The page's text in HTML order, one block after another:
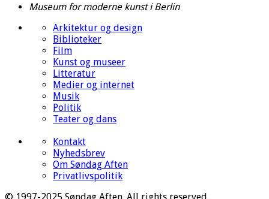
Museum for moderne kunst i Berlin
Arkitektur og design
Biblioteker
Film
Kunst og museer
Litteratur
Medier og internet
Musik
Politik
Teater og dans
Kontakt
Nyhedsbrev
Om Søndag Aften
Privatlivspolitik